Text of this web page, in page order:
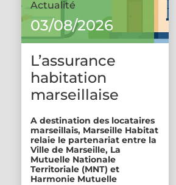
Actualité
03/08/2026
L’assurance
habitation
marseillaise
A destination des locataires
marseillais, Marseille Habitat
relaie le partenariat entre la
Ville de Marseille, La
Mutuelle Nationale
Territoriale (MNT) et
Harmonie Mutuelle